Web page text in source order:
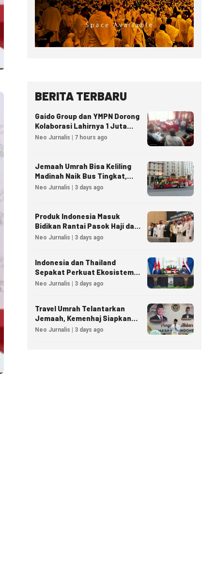
BERITA TERBARU
Gaido Group dan YMPN Dorong
Kolaborasi Lahirnya 1 Juta
Pengusaha Ekonomi Syariah
Neo Jurnalis | 7 hours ago
Jemaah Umrah Bisa Keliling
Madinah Naik Bus Tingkat,
Tiket Mulai 40 Riyal
Neo Jurnalis | 3 days ago
Produk Indonesia Masuk
Bidikan Rantai Pasok Haji dan
Umrah Arab Saudi
Neo Jurnalis | 3 days ago
Indonesia dan Thailand
Sepakat Perkuat Ekosistem
Industri Halal
Neo Jurnalis | 3 days ago
Travel Umrah Telantarkan
Jemaah, Kemenhaj Siapkan
Sanksi Penutupan Izin hingga
Neo Jurnalis | 3 days ago